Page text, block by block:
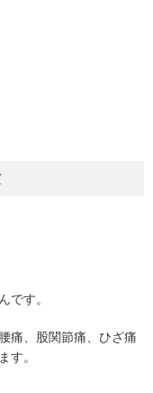
です。
痛、股関節痛、ひざ痛
す。